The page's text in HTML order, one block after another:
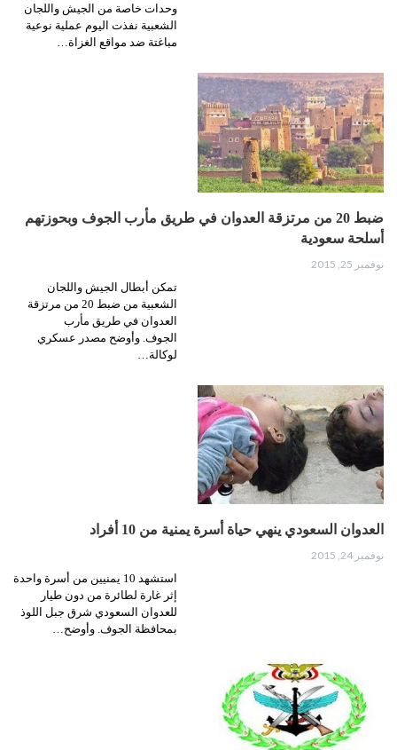
وحدات خاصة من الجيش واللجان
الشعبية نفذت اليوم عملية نوعية
مباغتة ضد مواقع الغزاة…
ضبط 20 من مرتزقة العدوان في طريق مأرب الجوف وبحوزتهم
أسلحة سعودية
نوفمبر 25, 2015
تمكن أبطال الجيش واللجان
الشعبية من ضبط 20 من مرتزقة
العدوان في طريق مأرب
الجوف. وأوضح مصدر عسكري
لوكالة…
العدوان السعودي ينهي حياة أسرة يمنية من 10 أفراد
نوفمبر 24, 2015
استشهد 10 يمنيين من أسرة واحدة
إثر غارة لطائرة من دون طيار
للعدوان السعودي شرق جبل اللوذ
بمحافظة الجوف. وأوضح…